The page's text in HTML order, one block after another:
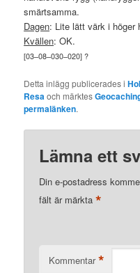
smärtsamma.
Dagen: Lite lätt värk i höger
Kvällen: OK.
[03–08–030–020] ?
Detta inlägg publicerades i
Resaoch märktes
permalänken.
Lämna ett
Din e-postadress
fält är märkta*
Kommentar *